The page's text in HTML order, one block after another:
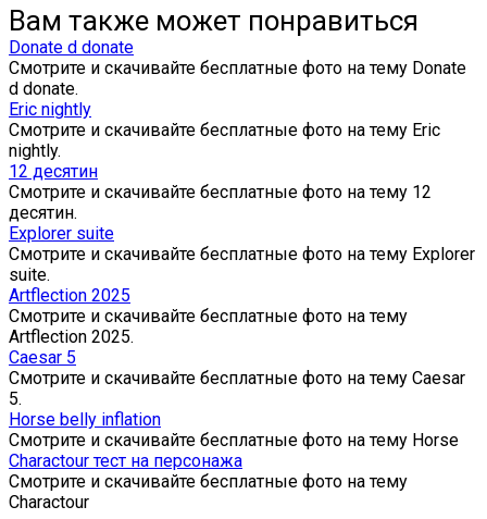
Вам также может понравиться
Donate d donate
Смотрите и скачивайте бесплатные фото на тему Donate
d donate.
Eric nightly
Смотрите и скачивайте бесплатные фото на тему Eric
nightly.
12 десятин
Смотрите и скачивайте бесплатные фото на тему 12
десятин.
Explorer suite
Смотрите и скачивайте бесплатные фото на тему Explorer
suite.
Artflection 2025
Смотрите и скачивайте бесплатные фото на тему
Artflection 2025.
Caesar 5
Смотрите и скачивайте бесплатные фото на тему Caesar
5.
Horse belly inflation
Смотрите и скачивайте бесплатные фото на тему Horse
Charactour тест на персонажа
Смотрите и скачивайте бесплатные фото на тему
Charactour